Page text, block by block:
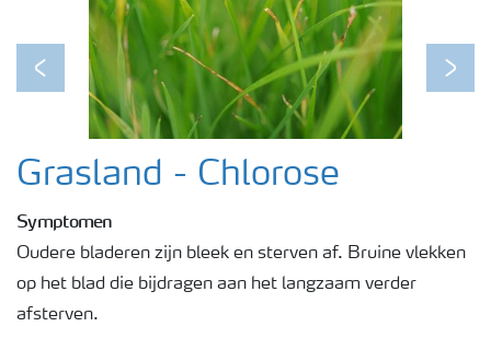
Podcasts
Webinars
Previous Next
Grasland - Chlorose
Symptomen
Oudere bladeren zijn bleek en sterven af. Bruine vlekken
op het blad die bijdragen aan het langzaam verder
afsterven.